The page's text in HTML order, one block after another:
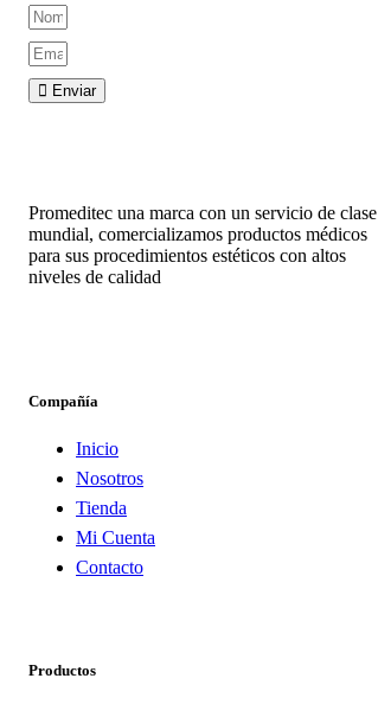
Enviar
Promeditec una marca con un servicio de clase
mundial, comercializamos productos médicos
para sus procedimientos estéticos con altos
niveles de calidad
Compañía
Inicio
Nosotros
Tienda
Mi Cuenta
Contacto
Productos